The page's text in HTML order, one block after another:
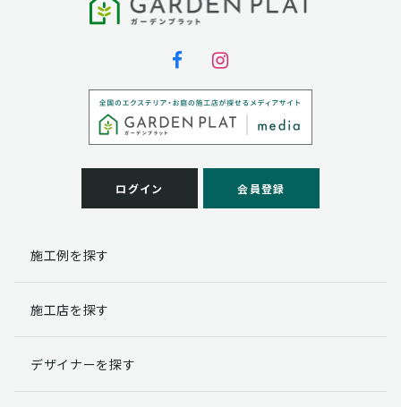
弊社は法律で定められている場合を除いて、お客様の個
個人情報の取扱い業務の委託
弊社は事業運営上、お客様により良いサービスを提供す
るために業務の一部を外部に委託しており、業務委託先
客様には、貴殿の個人情報の利用目的の通知、開示、訂
理・機密保持などによりお客様の個人情報の漏洩防止に
個人情報提出の任意性
す。
ログイン 会員登録
施工例を探す
施工店を探す
デザイナーを探す